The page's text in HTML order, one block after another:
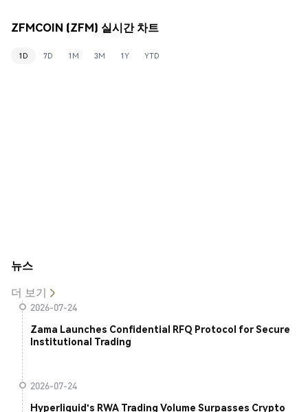
ZFMCOIN (ZFM) 실시간 차트
1D 7D 1M 3M 1Y YTD
뉴스
더 보기
2026-07-24
Zama Launches Confidential RFQ Protocol for Secure
Institutional Trading
2026-07-24
Hyperliquid's RWA Trading Volume Surpasses Crypto